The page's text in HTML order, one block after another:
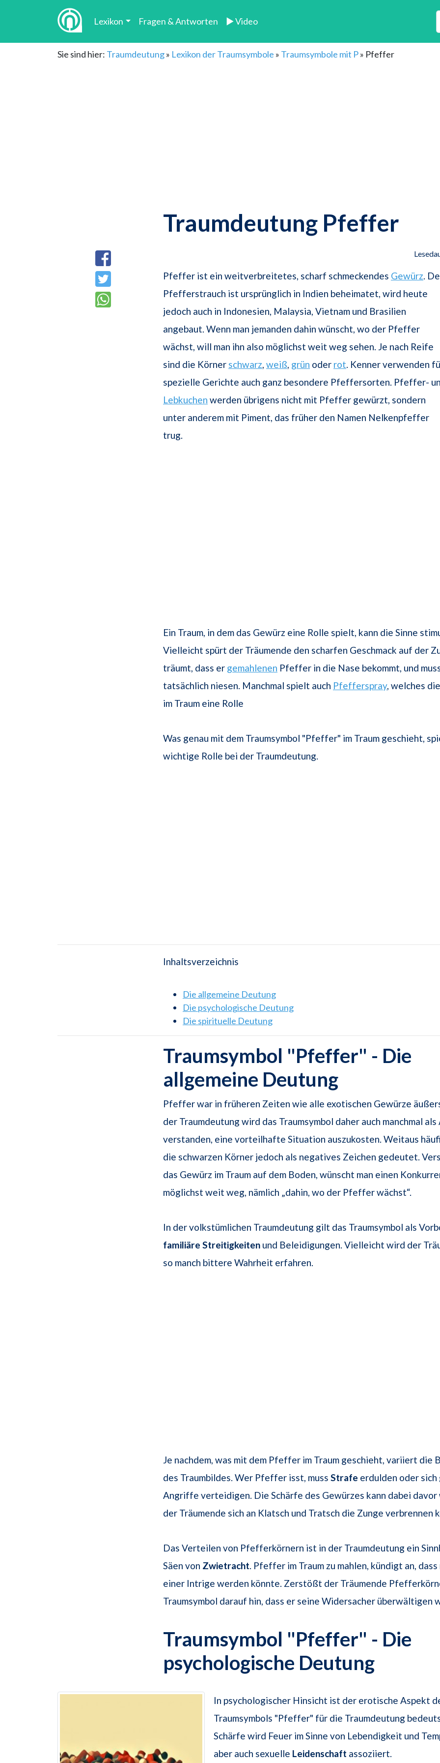
Lexikon Fragen & Antworten ► Video
Sie sind hier: Traumdeutung» Lexikon der Traumsymbole » Traumsymbole mit P» Pfeffer
Traumdeutung Pfeffer
Pfeffer ist ein weitverbreitetes, scharf schmeckendes Gewürz.
Pfefferstrauch ist ursprünglich in Indien beheimatet, wird heute
jedoch auch in Indonesien, Malaysia, Vietnam und Brasilien
angebaut. Wenn man jemanden dahin wünscht, wo der Pfeffer
wächst, will man ihn also möglichst weit weg sehen. Je nach Reife
sind die Körner schwarz, weiß, grün oder rot. Kenner verwenden
spezielle Gerichte auch ganz besondere Pfeffersorten. Pfeffer-
Lebkuchen werden übrigens nicht mit Pfeffer gewürzt, sondern
unter anderem mit Piment, das früher den Namen Nelkenpfeffer
trug.
Ein Traum, in dem das Gewürz eine Rolle spielt, kann die Sinne
Vielleicht spürt der Träumende den scharfen Geschmack auf der
träumt, dass er gemahlenen Pfeffer in die Nase bekommt, und
tatsächlich niesen. Manchmal spielt auch Pfefferspray, welches
im Traum eine Rolle
Was genau mit dem Traumsymbol "Pfeffer" im Traum geschieht,
wichtige Rolle bei der Traumdeutung.
Inhaltsverzeichnis
Die allgemeine Deutung
Die psychologische Deutung
Die spirituelle Deutung
Traumsymbol "Pfeffer" - Die
allgemeine Deutung
Pfeffer war in früheren Zeiten wie alle exotischen Gewürze
der Traumdeutung wird das Traumsymbol daher auch manchmal
verstanden, eine vorteilhafte Situation auszukosten. Weitaus
die schwarzen Körner jedoch als negatives Zeichen gedeutet.
das Gewürz im Traum auf dem Boden, wünscht man einen
möglichst weit weg, nämlich „dahin, wo der Pfeffer wächst“.
In der volkstümlichen Traumdeutung gilt das Traumsymbol als
familiäre Streitigkeiten und Beleidigungen. Vielleicht wird der
so manch bittere Wahrheit erfahren.
Je nachdem, was mit dem Pfeffer im Traum geschieht, variiert die
des Traumbildes. Wer Pfeffer isst, muss Strafe erdulden oder sich
Angriffe verteidigen. Die Schärfe des Gewürzes kann dabei davor
der Träumende sich an Klatsch und Tratsch die Zunge verbrennen
Das Verteilen von Pfefferkörnern ist in der Traumdeutung ein
Säen von Zwietracht. Pfeffer im Traum zu mahlen, kündigt an,
einer Intrige werden könnte. Zerstößt der Träumende
Traumsymbol darauf hin, dass er seine Widersacher überwältigen
Traumsymbol "Pfeffer" - Die
psychologische Deutung
In psychologischer Hinsicht ist der erotische Aspekt
Traumsymbols "Pfeffer" für die Traumdeutung
Schärfe wird Feuer im Sinne von Lebendigkeit und
aber auch sexuelle Leidenschaft assoziiert.